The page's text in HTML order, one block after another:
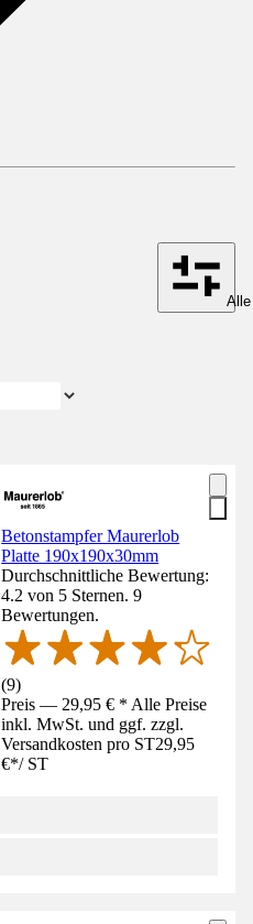
Betonstampfer Maurerlob
Platte 190x190x30mm
Durchschnittliche Bewertung:
4.2 von 5 Sternen. 9
Bewertungen.
(9)
Preis — 29,95 € * Alle Preise
inkl. MwSt. und ggf. zzgl.
Versandkosten pro ST29,95
€*/ ST